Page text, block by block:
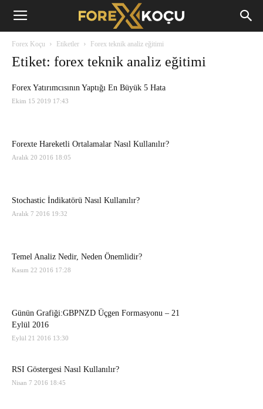
Forex
Forex Koçu Etiketler Forex teknik analiz eğitimi
Etiket: forex teknik analiz eğitimi
Forex Yatırımcısının Yaptığı En Büyük 5 Hata
Ekim 15 2019 17:43
Forexte Hareketli Ortalamalar Nasıl Kullanılır?
Aralık 20 2016 18:05
Stochastic İndikatörü Nasıl Kullanılır?
Aralık 7 2016 19:32
Temel Analiz Nedir, Neden Önemlidir?
Kasım 22 2016 17:28
Günün Grafiği:GBPNZD Üçgen Formasyonu – 21
Eylül 2016
Eylül 21 2016 13:30
RSI Göstergesi Nasıl Kullanılır?
Nisan 7 2016 18:45